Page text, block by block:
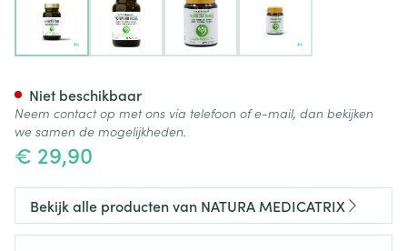
€ 29,90
Niet beschikbaar
Neem contact op met ons via telefoon of e-mail, dan bekijken
we samen de mogelijkheden.
Bekijk alle producten van NATURA MEDICATRIX